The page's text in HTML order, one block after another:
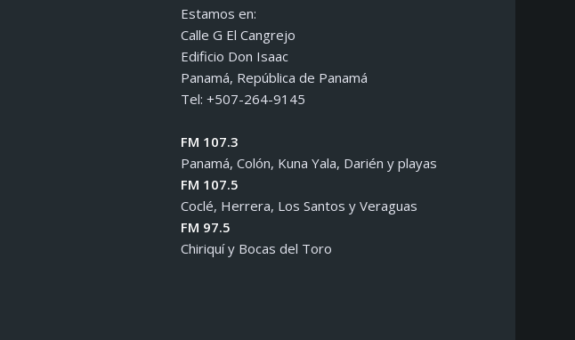
Estamos en:
Calle G El Cangrejo
Edificio Don Isaac
Panamá, República de Panamá
Tel: +507-264-9145
FM 107.3
Panamá, Colón, Kuna Yala, Darién y playas
FM 107.5
Coclé, Herrera, Los Santos y Veraguas
FM 97.5
Chiriquí y Bocas del Toro